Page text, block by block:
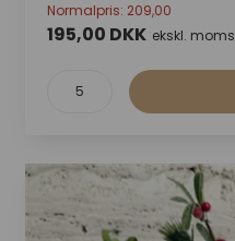
Normalpris: 209,00
195,00 DKK ekskl. moms